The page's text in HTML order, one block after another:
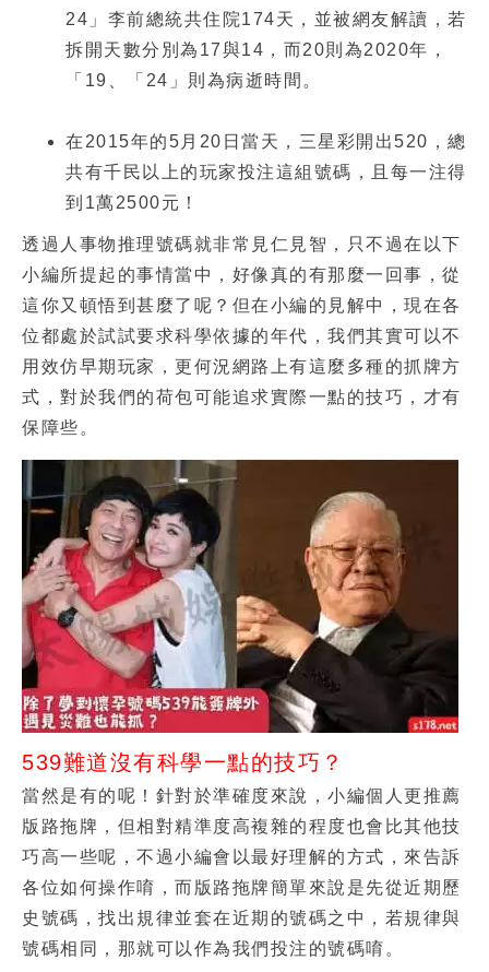
24」李前總統共住院174天，並被網友解讀，若
拆開天數分別為17與14，而20則為2020年，
「19、「24」則為病逝時間。
在2015年的5月20日當天，三星彩開出520，總
共有千民以上的玩家投注這組號碼，且每一注得
到1萬2500元！
透過人事物推理號碼就非常見仁見智，只不過在以下
小編所提起的事情當中，好像真的有那麼一回事，從
這你又頓悟到甚麼了呢？但在小編的見解中，現在各
位都處於試試要求科學依據的年代，我們其實可以不
用效仿早期玩家，更何況網路上有這麼多種的抓牌方
式，對於我們的荷包可能追求實際一點的技巧，才有
保障些。
539難道沒有科學一點的技巧？
當然是有的呢！針對於準確度來說，小編個人更推薦
版路拖牌，但相對精準度高複雜的程度也會比其他技
巧高一些呢，不過小編會以最好理解的方式，來告訴
各位如何操作唷，而版路拖牌簡單來說是先從近期歷
史號碼，找出規律並套在近期的號碼之中，若規律與
號碼相同，那就可以作為我們投注的號碼唷。